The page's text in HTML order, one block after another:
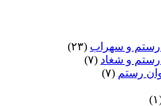
رستم و سهراب (۲۳)
رستم و شغاد (۷)
رستم‏ (۷)